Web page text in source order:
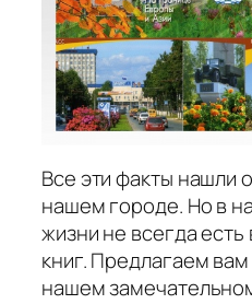
Все эти факты нашли
нашем городе. Но в
жизни не всегда
книг. Предлагаем
нашем